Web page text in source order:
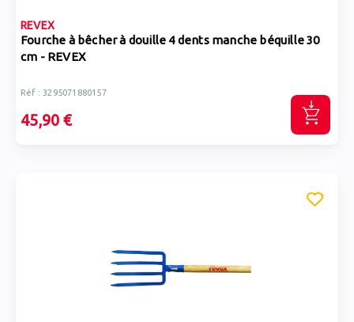
REVEX
Fourche à bêcher à douille 4 dents manche béquille 30
cm - REVEX
Réf : 3295071880157
45,90 €